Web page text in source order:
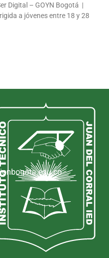
Digital – GOYN Bogotá |
a jóvenes entre 18 y 28